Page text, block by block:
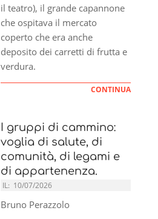
il teatro), il grande capannone
che ospitava il mercato
coperto che era anche
deposito dei carretti di frutta e
verdura.
CONTINUA
I gruppi di cammino:
voglia di salute, di
comunità, di legami e
di appartenenza.
IL: 10/07/2026
Bruno Perazzolo